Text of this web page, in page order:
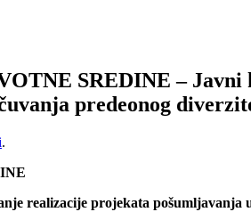
SREDINE – Javni
predeonog
.
realizacije projekata